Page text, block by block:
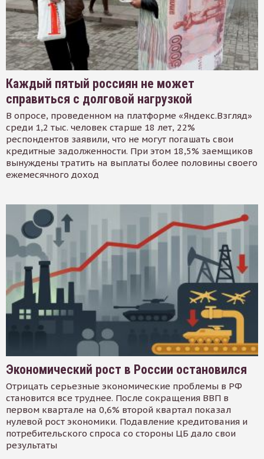
Каждый пятый россиян не может
справиться с долговой нагрузкой
В опросе, проведенном на платформе «Яндекс.Взгляд»
среди 1,2 тыс. человек старше 18 лет, 22%
респондентов заявили, что не могут погашать свои
кредитные задолженности. При этом 18,5% заемщиков
вынуждены тратить на выплаты более половины своего
ежемесячного доход
Экономический рост в России остановился
Отрицать серьезные экономические проблемы в РФ
становится все труднее. После сокращения ВВП в
первом квартале на 0,6% второй квартал показал
нулевой рост экономики. Подавление кредитования и
потребительского спроса со стороны ЦБ дало свои
результаты